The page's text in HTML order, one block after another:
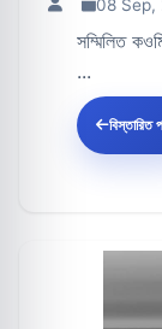
08 Sep,
সম্মিলিত
...
বিস্তারিত